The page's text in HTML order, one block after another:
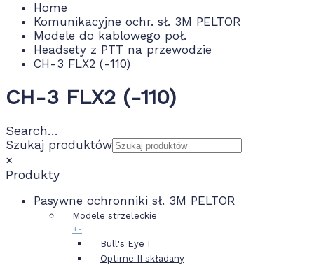
Home
Komunikacyjne ochr. sł. 3M PELTOR
Modele do kablowego poł.
Headsety z PTT na przewodzie
CH-3 FLX2 (-110)
CH-3 FLX2 (-110)
Search…
Szukaj produktów
×
Produkty
Pasywne ochronniki sł. 3M PELTOR
Modele strzeleckie
+-
Bull's Eye I
Optime II składany